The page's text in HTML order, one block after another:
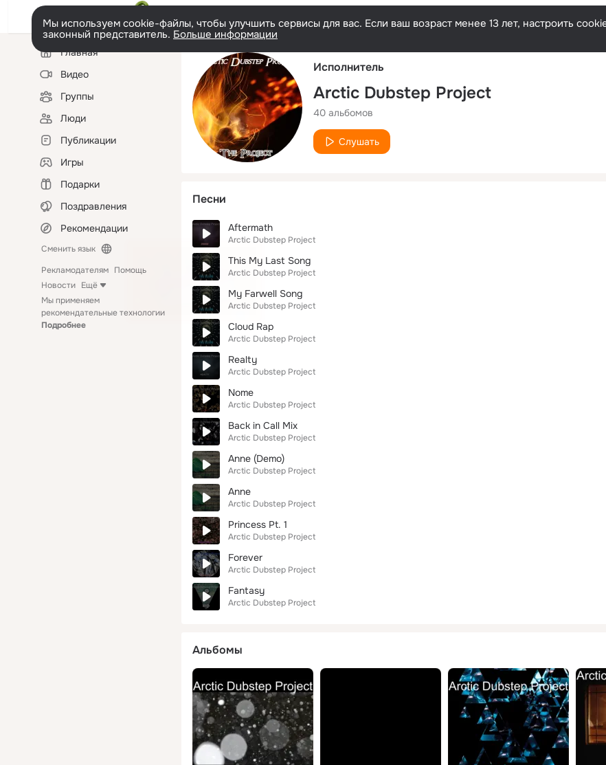
Мы используем cookie-файлы, чтобы улучшить сервисы для вас. Если ваш возраст менее 13 лет, настроить
законный представитель. Больше информации
Левая
колонкаГлавная
Видео
Группы
Люди
Публикации
Игры
Подарки
Поздравления
Рекомендации
Сменить язык
Рекламодателям Помощь
Новости Ещё
Мы применяем
рекомендательные технологии
Подробнее
Исполнитель
Arctic Dubstep Project
40 альбомов
Слушать
Песни
Aftermath
Arctic Dubstep Project
This My Last Song
Arctic Dubstep Project
My Farwell Song
Arctic Dubstep Project
Cloud Rap
Arctic Dubstep Project
Realty
Arctic Dubstep Project
Nome
Arctic Dubstep Project
Back in Call Mix
Arctic Dubstep Project
Anne (Demo)
Arctic Dubstep Project
Anne
Arctic Dubstep Project
Princess Pt. 1
Arctic Dubstep Project
Forever
Arctic Dubstep Project
Fantasy
Arctic Dubstep Project
Альбомы